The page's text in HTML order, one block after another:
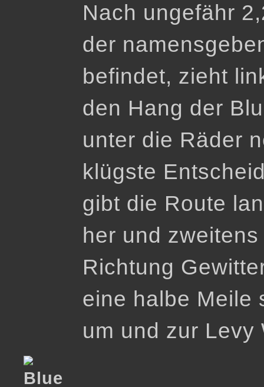
Nach ungefähr
der
befindet, zieht
den Hang der
unter die Räder
klügste
gibt die Route
her und
Richtung
eine halbe Meile
um und zur Levy